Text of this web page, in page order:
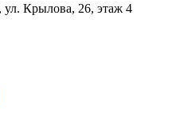
Крылова, 26, этаж 4